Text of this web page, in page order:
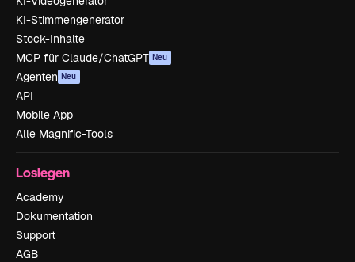
KI-Stimmengenerator
Stock-Inhalte
MCP für Claude/ChatGPT Neu
Agenten Neu
API
Mobile App
Alle Magnific-Tools
Loslegen
Academy
Dokumentation
Support
AGB